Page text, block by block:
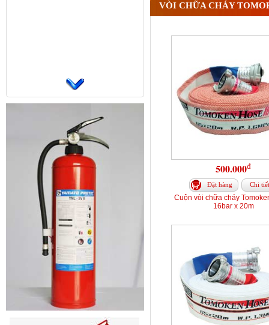
VÒI CHỮA CHÁY
500.000đ
Đặt hàng Chi tiết
Cuộn vòi chữa cháy
16bar x 20m